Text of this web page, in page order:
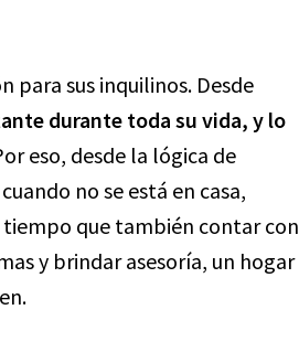
para sus inquilinos. Desde
durante toda su vida, y lo
eso, desde la lógica de
no se está en casa,
que también contar con
y brindar asesoría, un hogar